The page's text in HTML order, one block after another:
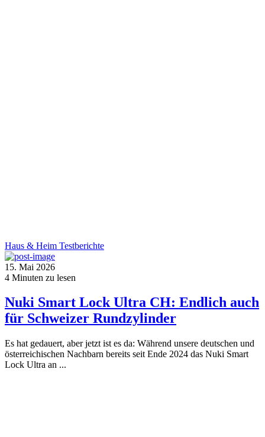
Haus & Heim Testberichte
15. Mai 2026
4 Minuten zu lesen
Nuki Smart Lock Ultra CH: Endlich auch
für Schweizer Rundzylinder
Es hat gedauert, aber jetzt ist es da: Während unsere deutschen und
österreichischen Nachbarn bereits seit Ende 2024 das Nuki Smart
Lock Ultra an ...